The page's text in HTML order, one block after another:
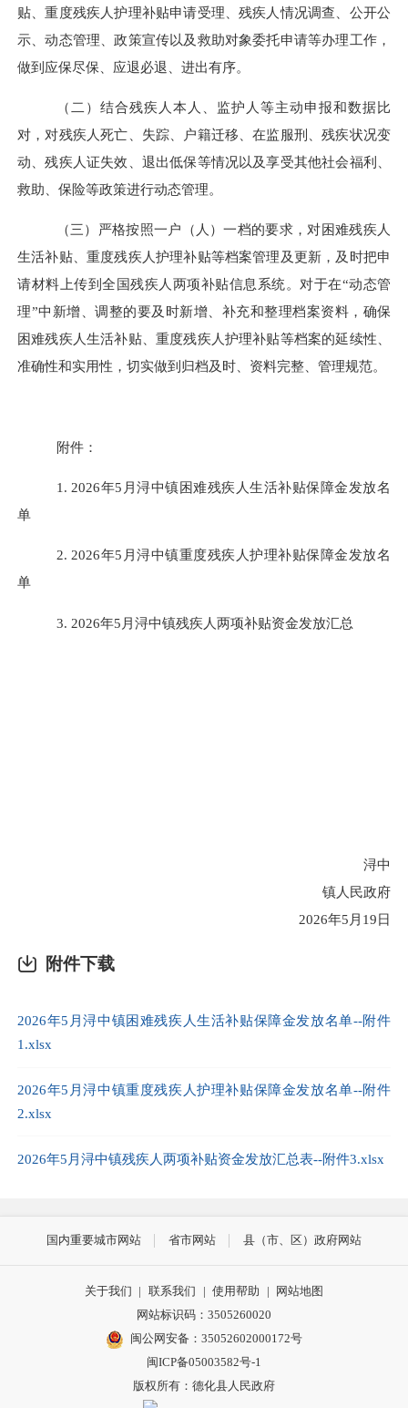
贴、重度残疾人护理补贴申请受理、残疾人情况调查、公开公
示、动态管理、政策宣传以及救助对象委托申请等办理工作，
做到应保尽保、应退必退、进出有序。
（二） 结合残疾人本人、监护人等主动申报和数据比
对，对残疾人死亡、失踪、户籍迁移、在监服刑、残疾状况变
动、残疾人证失效、退出低保等情况以及享受其他社会福利、
救助、保险等政策进行动态管理。
（三）严格按照一户（人）一档的要求，对困难残疾人
生活补贴、重度残疾人护理补贴等档案管理及更新，及时把申
请材料上传到全国残疾人两项补贴信息系统。对于在“动态管
理”中新增、调整的要及时新增、补充和整理档案资料，确保
困难残疾人生活补贴、重度残疾人护理补贴等档案的延续性、
准确性和实用性，切实做到归档及时、资料完整、管理规范。
附件：
1. 2026年5 月浔中镇困难残疾人生活补贴保障金发放名
单
2. 2026年5 月浔中镇重度残疾人护理补贴保障金发放名
单
3. 2026年5 月浔中镇残疾人两项补贴资金发放汇总
浔中
镇人民政府
2026年5 月 19日
附件下载
2026年5月浔中镇困难残疾人生活补贴保障金发放名单--附件
1.xlsx
2026年5月浔中镇重度残疾人护理补贴保障金发放名单--附件
2.xlsx
2026年5月浔中镇残疾人两项补贴资金发放汇总表--附件3.xlsx
国内重要城市网站 省市网站 县（市、区）政府网站
关于我们 | 联系我们 | 使用帮助 | 网站地图
网站标识码：3505260020
闽公网安备：35052602000172号
闽ICP备05003582号-1
版权所有：德化县人民政府